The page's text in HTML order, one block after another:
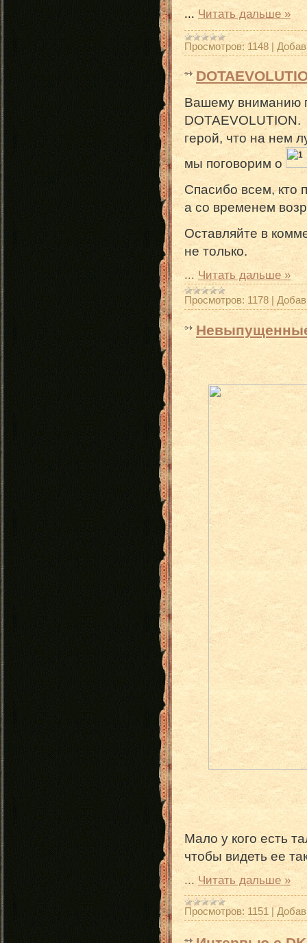
... Читать дальше »
Просмотров: 1148 |
Вашему вниманию
DOTAEVOLUTION.
герой, что на нем
мы поговорим о
Спасибо всем, кто
а со временем
Оставляйте в
не только.
... Читать дальше »
Просмотров: 1178
Мало у кого есть
чтобы видеть ее
... Читать дальше »
Просмотров: 1151 |